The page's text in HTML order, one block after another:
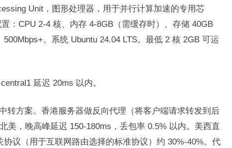
Unit，图形处理器，用于并行计算加速的专用芯
：CPU 2-4 核、内存 4-8GB（需缓存时）、存储 40GB
、系统 Ubuntu 24.04 LTS。最低 2 核 2GB 可运
延迟 20ms 以内。
转方案。香港服务器做反向代理（将客户端请求转发到后
美，晚高峰延迟 150-180ms，丢包率 0.5% 以内。美西直
议（用于互联网路由选择的标准协议）约 30%-40%。代